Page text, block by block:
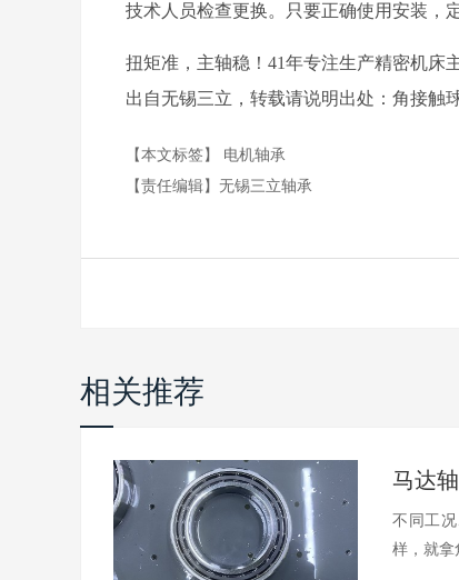
技术人员检查更换。只要正确使用安装，
扭矩准，主轴稳！41年专注生产精密机床
出自无锡三立，转载请说明出处：角接触
【本文标签】 电机轴承
【责任编辑】 无锡三立轴承
相关推荐
不同工
样，就